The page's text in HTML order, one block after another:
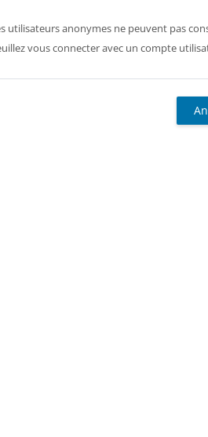
utilisateurs anonymes ne peuvent pas
vous connecter avec un compte